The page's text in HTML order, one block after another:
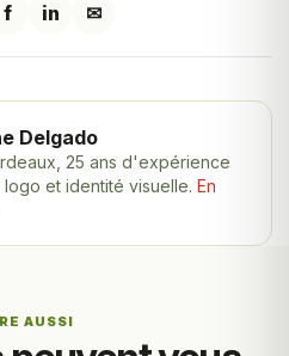
f in ✉
Delgado
25 ans d'expérience
et identité visuelle. En
AUSSI